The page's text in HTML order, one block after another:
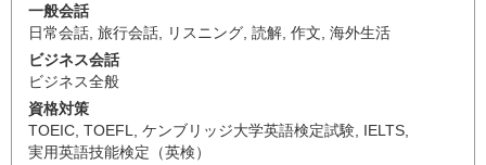
一般会話
日常会話 旅行会話 リスニング 読解 作文 海外生活
ビジネス会話
ビジネス全般
資格対策
TOEIC TOEFL ケンブリッジ大学英語検定試験 IELTS
実用英語技能検定（英検）